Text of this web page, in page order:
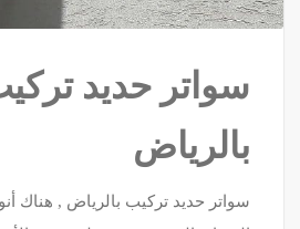
سواتر حديد
بالرياض
سواتر حديد تركيب بالرياض , هناك